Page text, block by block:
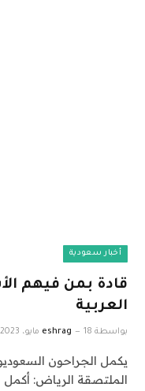
أخبار سعودية
قادة بمن فيهم
العربية
بواسطة eshrag 18 مايو، 2023
يكمل الجراحون
الملتصقة الرياض: